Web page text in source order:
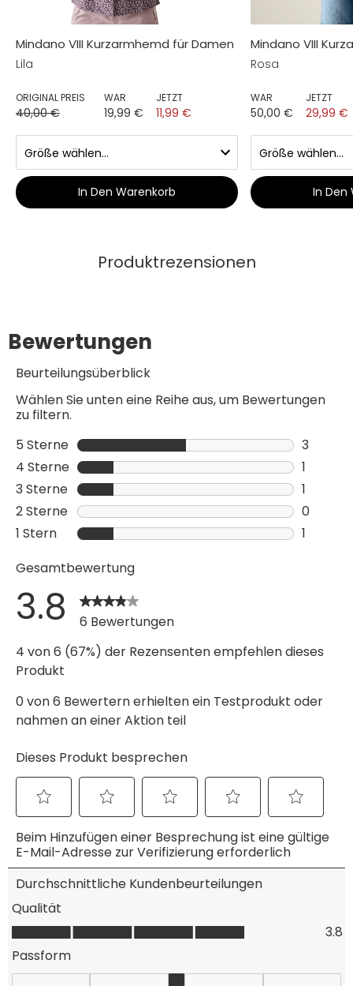
Mindano VIII Kurzarmhemd für Damen
Lila
ORIGINAL PREIS
40,00 €
WAR
19,99 €
JETZT
11,99 €
In Den Warenkorb
Mindano VIII
Rosa
WAR
50,00 €
JETZT
29,99 €
In Den
Produktrezensionen